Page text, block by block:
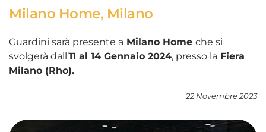
Milano Home, Milano
Guardini sarà presente a Milano Home che si
svolgerà dall’11 al 14 Gennaio 2024, presso la Fiera
Milano (Rho).
22 Novembre 2023